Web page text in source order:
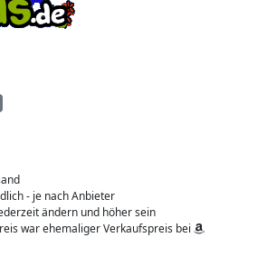
- je nach Anbieter
ändern und höher sein
war ehemaliger Verkaufspreis bei